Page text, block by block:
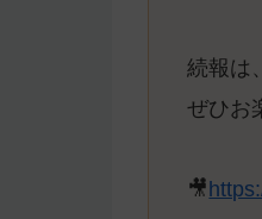
続報は
ぜひお
🎥